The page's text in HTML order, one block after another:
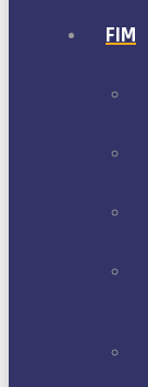
FIM